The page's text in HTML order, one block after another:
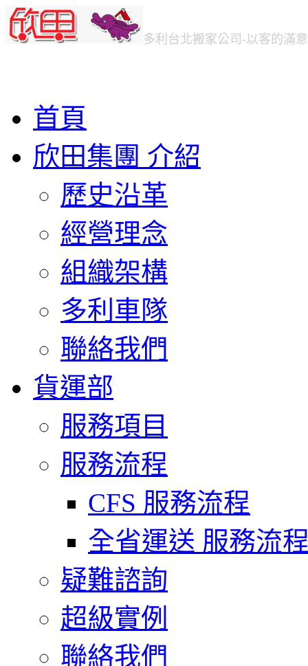
多利台北搬家公司 -以客的滿
首頁
欣田集團 介紹
歷史沿革
經營理念
組織架構
多利車隊
聯絡我們
貨運部
服務項目
服務流程
CFS 服務流程
全省運送 服務流
疑難諮詢
超級實例
聯絡我們